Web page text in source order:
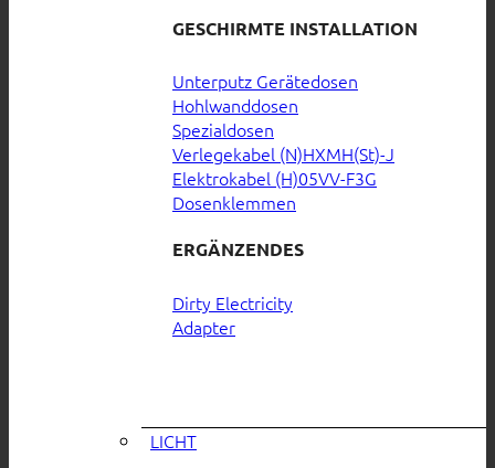
GESCHIRMTE INSTALLATION
Unterputz Gerätedosen
Hohlwanddosen
Spezialdosen
Verlegekabel (N)HXMH(St)-J
Elektrokabel (H)05VV-F3G
Dosenklemmen
ERGÄNZENDES
Dirty Electricity
Adapter
LICHT